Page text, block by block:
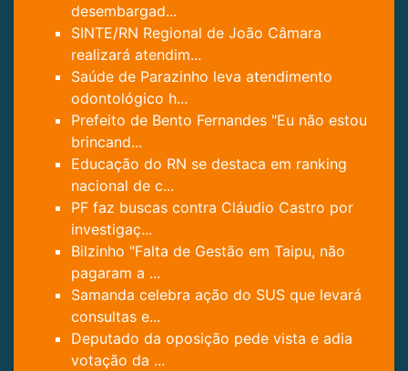
desembargad...
SINTE/RN Regional de João Câmara
realizará atendim...
Saúde de Parazinho leva atendimento
odontológico h...
Prefeito de Bento Fernandes "Eu não estou
brincand...
Educação do RN se destaca em ranking
nacional de c...
PF faz buscas contra Cláudio Castro por
investigaç...
Bilzinho "Falta de Gestão em Taipu, não
pagaram a ...
Samanda celebra ação do SUS que levará
consultas e...
Deputado da oposição pede vista e adia
votação da ...